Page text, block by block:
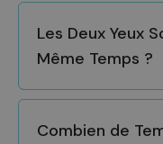
Les Deux Yeux
Même Temps ?
Combien de